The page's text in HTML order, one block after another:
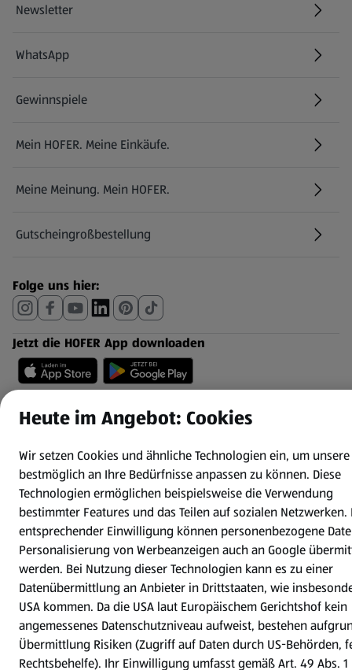
Newsletter
WhatsApp
Gewinnspiele
Mein HOFER. Meine Einkäufe.
Meine Meinung. Mein HOFER.
Gutscheingroßbestellung
(öffnet in einem neuen Tab)
Folge uns hier:
Jetzt die HOFER App downloaden
Datenschutz- und Richtlinienmenü
Datenschutzhinweis &
Impressum
Security Policy
(öffnet in einem neuen Tab)
Cookie-Einstellungen
Heute im Angebot: Cookies
Wir setzen Cookies und ähnliche Technologien ein, um
bestmöglich an Ihre Bedürfnisse anpassen zu können. Diese
Technologien ermöglichen beispielsweise die Verwendung
bestimmter Features und das Teilen auf sozialen Netzwerken.
entsprechender Einwilligung können personenbezogene
Personalisierung von Werbeanzeigen auch an Google
werden. Bei Nutzung dieser Technologien kann es zu einer
Datenübermittlung an Anbieter in Drittstaaten, wie
USA kommen. Da die USA laut Europäischem Gerichtshof kein
angemessenes Datenschutzniveau aufweist, bestehen
Übermittlung Risiken (Zugriff auf Daten durch US-Behörden,
Rechtsbehelfe). Ihr Einwilligung umfasst gemäß Art. 49 Abs.